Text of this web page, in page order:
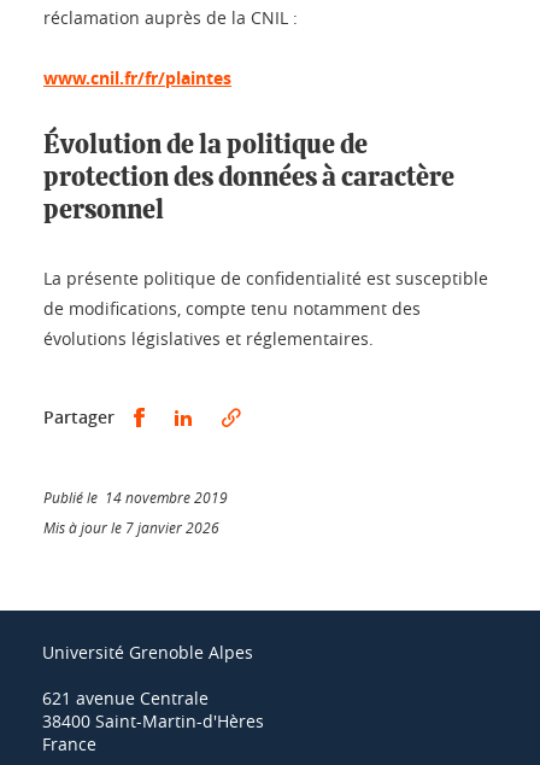
réclamation auprès de la CNIL :
www.cnil.fr/fr/plaintes
Évolution de la politique de
protection des données à caractère
personnel
La présente politique de confidentialité est susceptible
de modifications, compte tenu notamment des
évolutions législatives et réglementaires.
Partager Partager sur Facebook
Partager sur LinkedIn
Publié le 14 novembre 2019
Mis à jour le 7 janvier 2026
Université Grenoble Alpes
621 avenue Centrale
38400 Saint-Martin-d'Hères
France